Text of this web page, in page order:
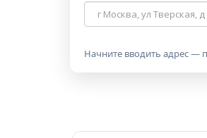
Адрес
дома
Начните вводить адрес —